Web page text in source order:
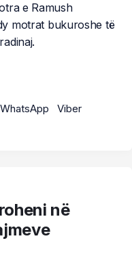
e Ramush
motrat bukuroshe të
WhatsApp
Viber
në